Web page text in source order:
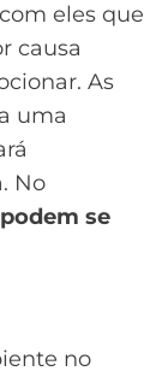
eles que
causa
As
uma
No
se
no